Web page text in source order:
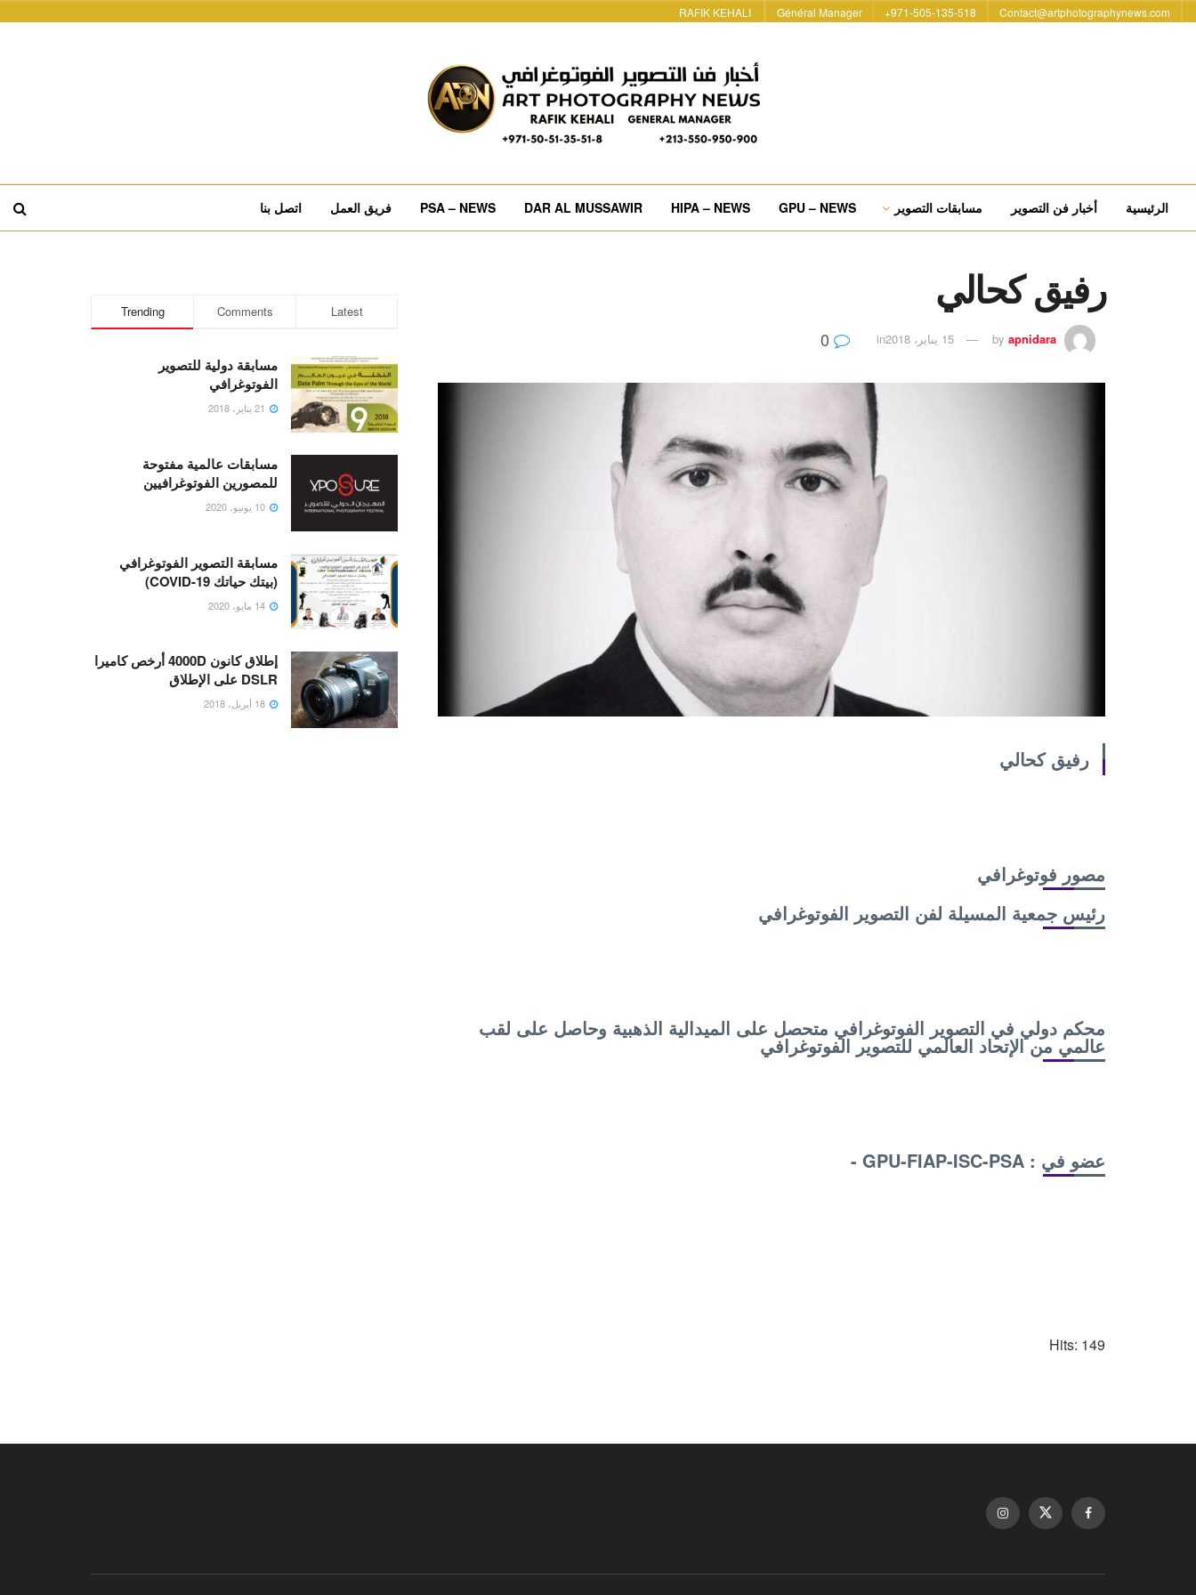
Contact@artphotographynews.com
971-505-135-518+
Général Manager
RAFIK KEHALI
الرئيسية أخبار فن التصوير مسابقات التصوير GPU – NEWS
HIPA – NEWS
DAR AL MUSSAWIR
PSA – NEWS فريق العمل اتصل بنا
رفيق كحالي
by apnidara 15 يناير، 2018 in
رفيق كحالي
مصور فوتوغرافي
رئيس جمعية المسيلة لفن التصوير الفوتوغرافي
محكم دولي في التصوير الفوتوغرافي متحصل على الميدالية الذهبية وحاصل على لقب
عالمي من الإتحاد العالمي للتصوير الفوتوغرافي
عضو في : GPU-FIAP-ISC-PSA -
Hits: 149
Trending Comments Latest
مسابقة دولية للتصوير
الفوتوغرافي
مسابقات عالمية مفتوحة
للمصورين الفوتوغرافيين
مسابقة التصوير الفوتوغرافي
(بيتك حياتك COVID-19)
إطلاق كانون 4000D أرخص كاميرا
DSLR على الإطلاق